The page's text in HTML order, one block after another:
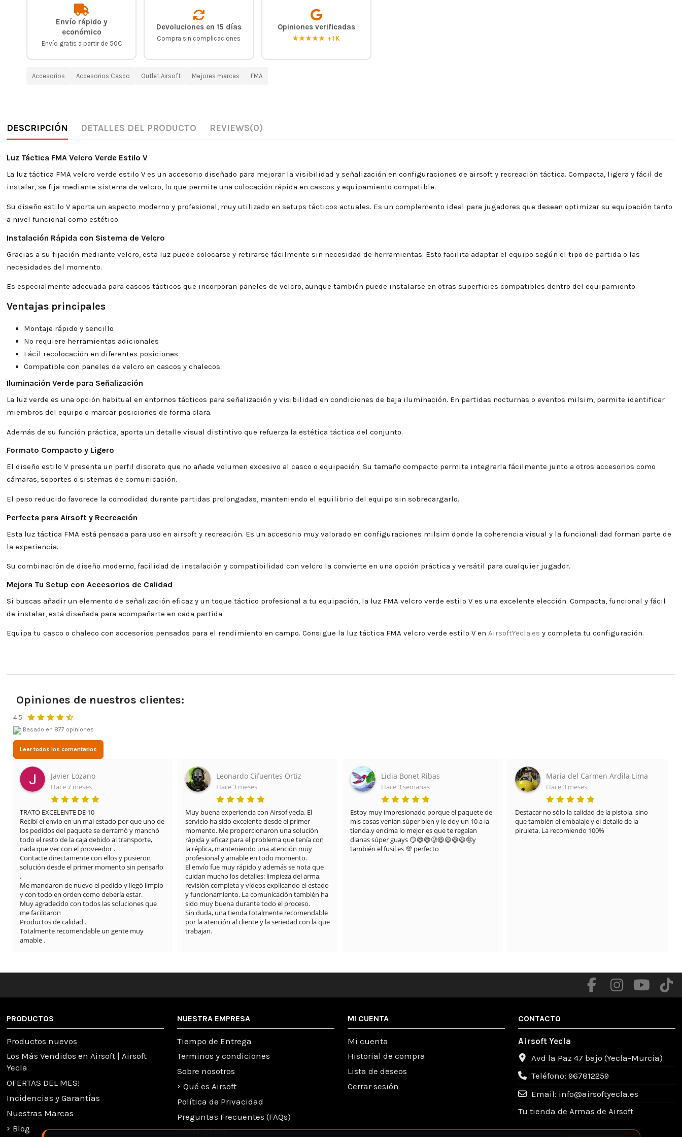
Envío rápido y
económico
Envío gratis a partir de 50€
Devoluciones en 15 días
Compra sin complicaciones
Opiniones verificadas
★★★★★ +1K
Accesorios Accesorios Casco Outlet Airsoft Mejores marcas FMA
DESCRIPCIÓN DETALLES DEL PRODUCTO REVIEWS(0)
Luz Táctica FMA Velcro Verde Estilo V
La luz táctica FMA velcro verde estilo V es un accesorio diseñado para mejorar la visibilidad y señalización en configuraciones de airsoft y recreación táctica. Compacta, ligera y fácil de
instalar, se fija mediante sistema de velcro, lo que permite una colocación rápida en cascos y equipamiento compatible.
Su diseño estilo V aporta un aspecto moderno y profesional, muy utilizado en setups tácticos actuales. Es un complemento ideal para jugadores que desean optimizar su equipación tanto
a nivel funcional como estético.
Instalación Rápida con Sistema de Velcro
Gracias a su fijación mediante velcro, esta luz puede colocarse y retirarse fácilmente sin necesidad de herramientas. Esto facilita adaptar el equipo según el tipo de partida o las
necesidades del momento.
Es especialmente adecuada para cascos tácticos que incorporan paneles de velcro, aunque también puede instalarse en otras superficies compatibles dentro del equipamiento.
Ventajas principales
Montaje rápido y sencillo
No requiere herramientas adicionales
Fácil recolocación en diferentes posiciones
Compatible con paneles de velcro en cascos y chalecos
Iluminación Verde para Señalización
La luz verde es una opción habitual en entornos tácticos para señalización y visibilidad en condiciones de baja iluminación. En partidas nocturnas o eventos milsim, permite identificar
miembros del equipo o marcar posiciones de forma clara.
Además de su función práctica, aporta un detalle visual distintivo que refuerza la estética táctica del conjunto.
Formato Compacto y Ligero
El diseño estilo V presenta un perfil discreto que no añade volumen excesivo al casco o equipación. Su tamaño compacto permite integrarla fácilmente junto a otros accesorios como
cámaras, soportes o sistemas de comunicación.
El peso reducido favorece la comodidad durante partidas prolongadas, manteniendo el equilibrio del equipo sin sobrecargarlo.
Perfecta para Airsoft y Recreación
Esta luz táctica FMA está pensada para uso en airsoft y recreación. Es un accesorio muy valorado en configuraciones milsim donde la coherencia visual y la funcionalidad forman parte de
la experiencia.
Su combinación de diseño moderno, facilidad de instalación y compatibilidad con velcro la convierte en una opción práctica y versátil para cualquier jugador.
Mejora Tu Setup con Accesorios de Calidad
Si buscas añadir un elemento de señalización eficaz y un toque táctico profesional a tu equipación, la luz FMA velcro verde estilo V es una excelente elección. Compacta, funcional y fácil
de instalar, está diseñada para acompañarte en cada partida.
Equipa tu casco o chaleco con accesorios pensados para el rendimiento en campo. Consigue la luz táctica FMA velcro verde estilo V en AirsoftYecla.es y completa tu configuración.
Opiniones de nuestros clientes:
4.5
Basado en 877 opiniones
Leer todos los comentarios
uno de
limpio
Leonardo Cifuentes Ortiz
Hace 3 meses
Muy buena experiencia con Airsof yecla. El
servicio ha sido excelente desde el primer
momento. Me proporcionaron una solución
rápida y eficaz para el problema que tenía con
la réplica, manteniendo una atención muy
profesional y amable en todo momento.
El envío fue muy rápido y además se nota que
revisión completa y vídeos explicando el estado
y funcionamiento. La comunicación también ha
sido muy buena durante todo el proceso.
Sin duda, una tienda totalmente recomendable
por la atención al cliente y la seriedad con la que
trabajan.
Lidia Bonet Ribas
Hace 3 semanas
Estoy muy impresionado porque el paquete de
mis cosas venían súper bien y le doy un 10 a la
tienda.y encima lo mejor es que te regalan
dianas súper guays 😏😄😄🥲😆😃😆😃🤪y
también el fusil es 💯 perfecto
Maria del Carmen Ardila Lima
Hace 3 meses
Destacar no sólo la calidad de la pistola, sino
que también el embalaje y el detalle de la
piruleta. La recomiendo 100%
Javier Lozano
Hace 7 meses
TRATO EXCELENTE DE 10
Recibí el envío en un mal estado por que uno
los pedidos del paquete se derramó y manchó
PRODUCTOS
Productos nuevos
Los Más Vendidos en Airsoft | Airsoft
Yecla
OFERTAS DEL MES!
Incidencias y Garantías
Nuestras Marcas
Blog
NUESTRA EMPRESA
Tiempo de Entrega
Terminos y condiciones
Sobre nosotros
Qué es Airsoft
Política de Privacidad
Preguntas Frecuentes (FAQs)
Contactanos
MI CUENTA
Mi cuenta
Historial de compra
Lista de deseos
Cerrar sesión
CONTACTO
Airsoft Yecla
Avd la Paz 47 bajo (Yecla-Murcia)
Teléfono: 967812259
Email: info@airsoftyecla.es
Tu tienda de Armas de Airsoft